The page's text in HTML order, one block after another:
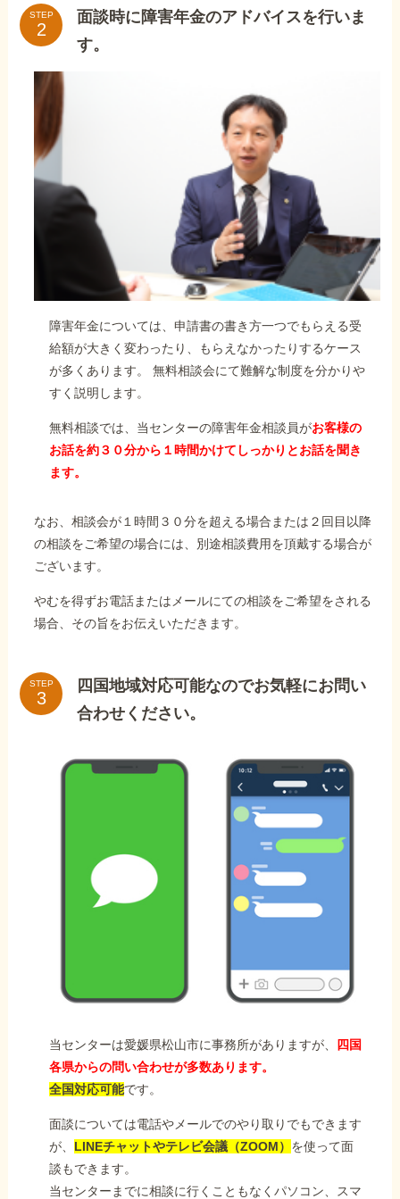
STEP
面談時に障害年金のアドバイスを行いま
す。
障害年金については、申請書の書き方一つでもらえる受
給額が大きく変わったり、もらえなかったりするケース
が多くあります。 無料相談会にて難解な制度を分かりや
すく説明します。
無料相談では、当センターの障害年金相談員がお客様の
お話を約３０分から１時間かけてしっかりとお話を聞き
ます。
なお、相談会が１時間３０分を超える場合または２回目以降
の相談をご希望の場合には、別途相談費用を頂戴する場合が
ございます。
やむを得ずお電話またはメールにての相談をご希望をされる
場合、その旨をお伝えいただきます。
STEP
四国地域対応可能なのでお気軽にお問い
合わせください。
当センターは愛媛県松山市に事務所がありますが、
四国
各県からの問い合わせが多数あります。
全国対応可能です。
面談については電話やメールでのやり取りでもできます
が、 LINEチャットやテレビ会議（ZOOM） を使って面
談もできます。
当センターまでに相談に行くこともなくパソコン、スマ